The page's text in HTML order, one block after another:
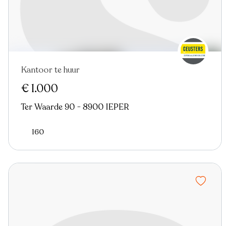
Kantoor te huur
€ 1.000
Ter Waarde 90 - 8900 IEPER
160